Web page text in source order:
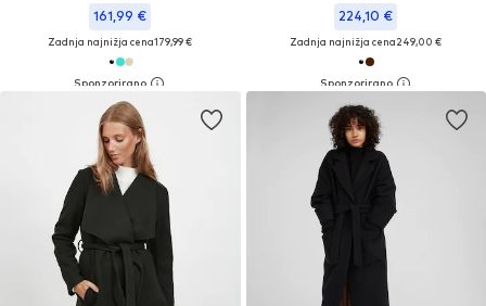
161,99 €
Zadnja najnižja cena179,99 €
224,10 €
Zadnja najnižja cena249,00 €